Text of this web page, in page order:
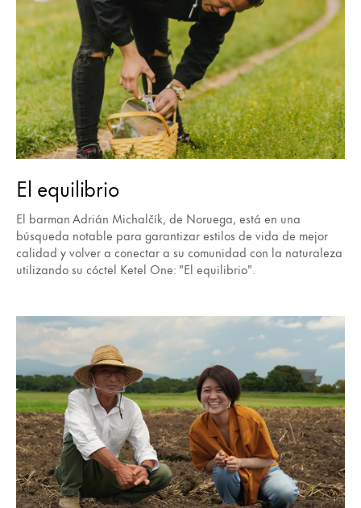
El equilibrio
El barman Adrián Michalčík, de Noruega, está en una
búsqueda notable para garantizar estilos de vida de mejor
calidad y volver a conectar a su comunidad con la naturaleza
utilizando su cóctel Ketel One: "El equilibrio".